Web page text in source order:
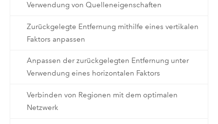
Verwendung von Quelleneigenschaften
Zurückgelegte Entfernung mithilfe eines vertikalen
Faktors anpassen
Anpassen der zurückgelegten Entfernung unter
Verwendung eines horizontalen Faktors
Verbinden von Regionen mit dem optimalen
Netzwerk